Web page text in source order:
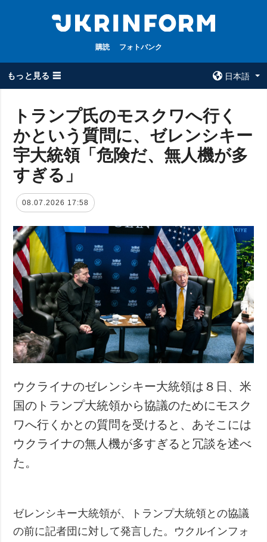
購読 フォトバンク
もっと見る ☰
日本語
全てのトピック
戦争
被占領地
経済・復興
防衛
社会・文化
スポーツ
犯罪
事故・緊急事態
ウクルインフォ
ルム
ウクルインフォル
追加
特集
インタビュー
写真
動画
サービス
購読
フォトバンク
トランプ氏のモスクワへ行く
かという質問に、ゼレンシキー
宇大統領「危険だ、無人機が多
すぎる」
08.07.2026 17:58
ウクライナのゼレンシキー大統領は８日、米
国のトランプ大統領から協議のためにモスク
ワへ行くかとの質問を受けると、あそこには
ウクライナの無人機が多すぎると冗談を述べ
た。
ゼレンシキー大統領が、トランプ大統領との協議
の前に記者団に対して発言した。ウクルインフォ